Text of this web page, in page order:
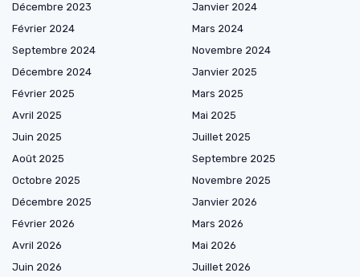
Décembre 2023
Janvier 2024
Février 2024
Mars 2024
Septembre 2024
Novembre 2024
Décembre 2024
Janvier 2025
Février 2025
Mars 2025
Avril 2025
Mai 2025
Juin 2025
Juillet 2025
Août 2025
Septembre 2025
Octobre 2025
Novembre 2025
Décembre 2025
Janvier 2026
Février 2026
Mars 2026
Avril 2026
Mai 2026
Juin 2026
Juillet 2026